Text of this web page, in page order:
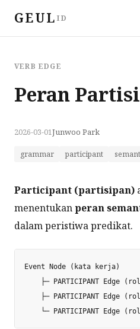
GEUL ID
VERB EDGE
Peran
2026-03-01Junwoo Park
grammar participant
Participant (partisipan)
menentukanperan
dalam peristiwa predikat.
Event Node (kata kerja)
├─ PARTICIPANT Edge
├─ PARTICIPANT Edge